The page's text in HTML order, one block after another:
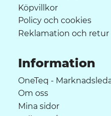
Köpvillkor
Policy och cookies
Reklamation och retur
Information
OneTeq -
Om oss
Mina sidor